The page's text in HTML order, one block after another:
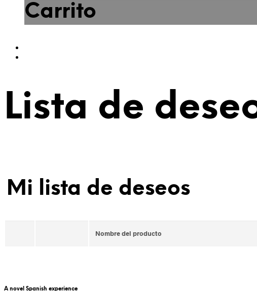
Carrito
Lista de
Mi lista de deseos
Nombre del producto
A novel Spanish experience